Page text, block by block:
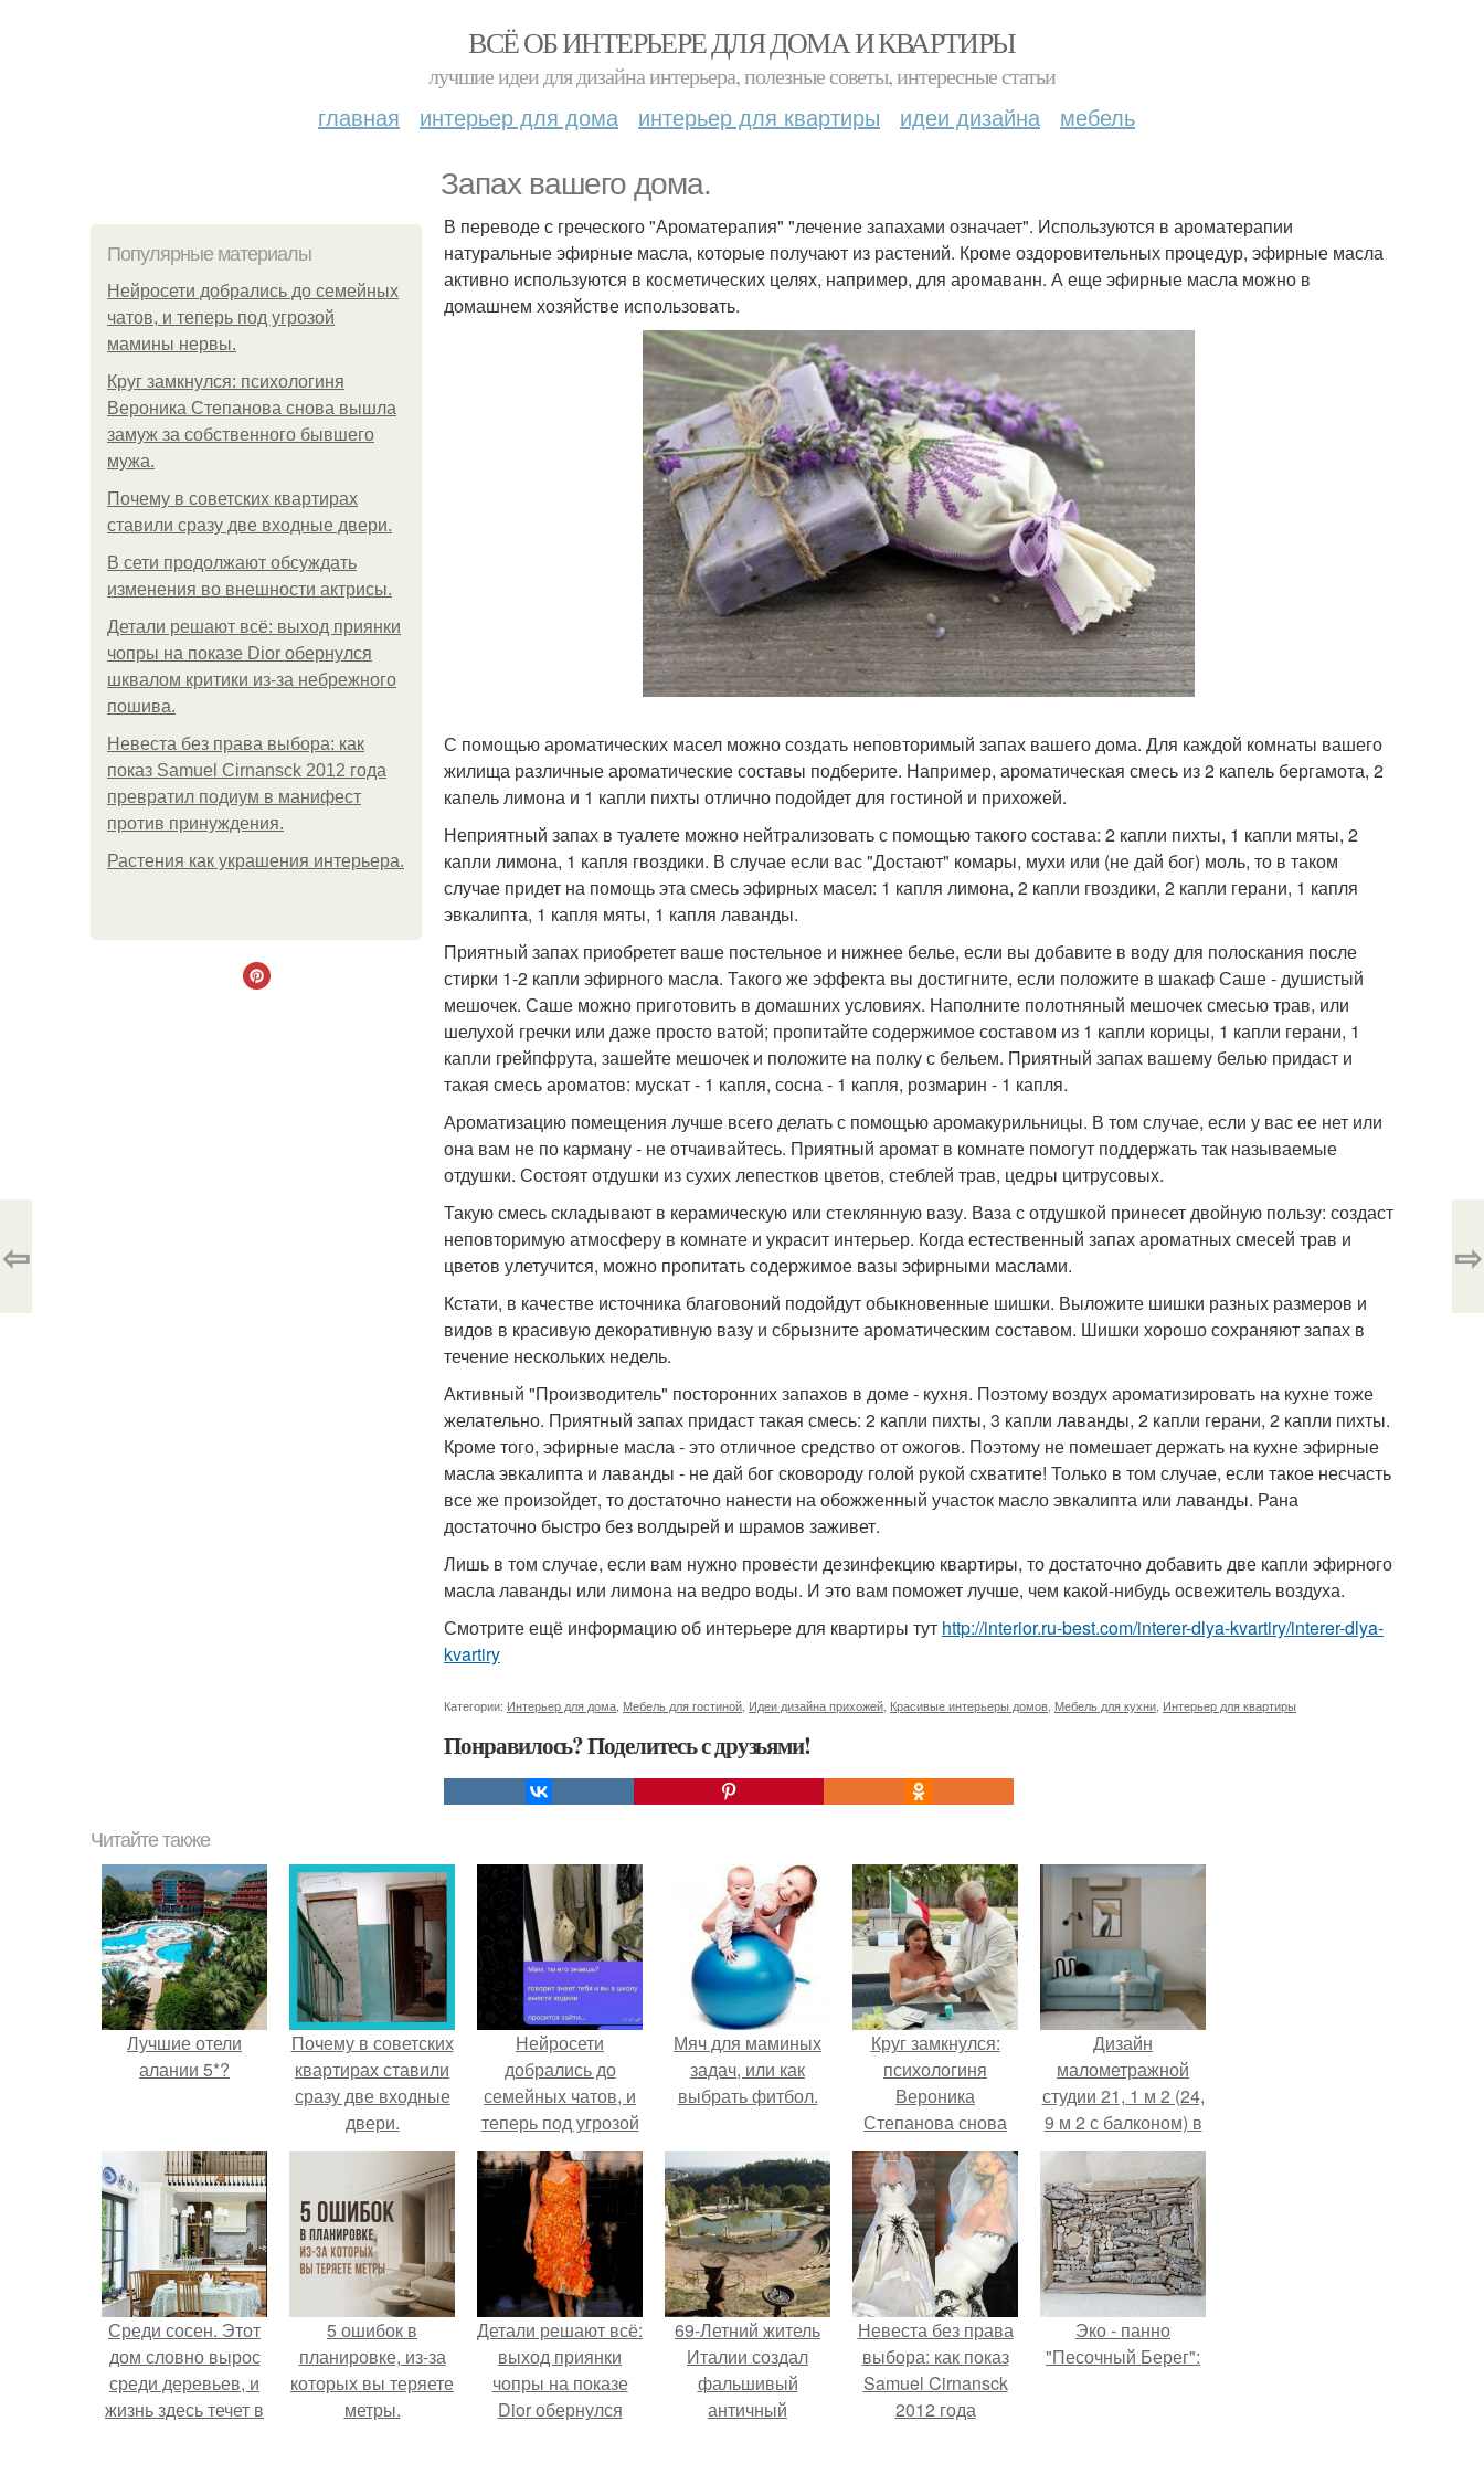
ВСЁ ОБ ИНТЕРЬЕРЕ ДЛЯ ДОМА И КВАРТИРЫ
лучшие идеи для дизайна интерьера, полезные советы, интересные статьи
главная интерьер для дома интерьер для квартиры идеи дизайна мебель
Запах вашего дома.
Популярные материалы
Нейросети добрались до семейных
чатов, и теперь под угрозой
мамины нервы.
Круг замкнулся: психологиня
Вероника Степанова снова вышла
замуж за собственного бывшего
мужа.
Почему в советских квартирах
ставили сразу две входные двери.
В сети продолжают обсуждать
изменения во внешности актрисы.
Детали решают всё: выход приянки
чопры на показе Dior обернулся
шквалом критики из-за небрежного
пошива.
Невеста без права выбора: как
показ Samuel Cirnansck 2012 года
превратил подиум в манифест
против принуждения.
Растения как украшения интерьера.
В переводе с греческого "Ароматерапия" "лечение запахами означает". Используются в ароматерапии
натуральные эфирные масла, которые получают из растений. Кроме оздоровительных процедур, эфирные масла
активно используются в косметических целях, например, для аромаванн. А еще эфирные масла можно в
домашнем хозяйстве использовать.
С помощью ароматических масел можно создать неповторимый запах вашего дома. Для каждой комнаты вашего
жилища различные ароматические составы подберите. Например, ароматическая смесь из 2 капель бергамота, 2
капель лимона и 1 капли пихты отлично подойдет для гостиной и прихожей.
Неприятный запах в туалете можно нейтрализовать с помощью такого состава: 2 капли пихты, 1 капли мяты, 2
капли лимона, 1 капля гвоздики. В случае если вас "Достают" комары, мухи или (не дай бог) моль, то в таком
случае придет на помощь эта смесь эфирных масел: 1 капля лимона, 2 капли гвоздики, 2 капли герани, 1 капля
эвкалипта, 1 капля мяты, 1 капля лаванды.
Приятный запах приобретет ваше постельное и нижнее белье, если вы добавите в воду для полоскания после
стирки 1-2 капли эфирного масла. Такого же эффекта вы достигните, если положите в шакаф Саше - душистый
мешочек. Саше можно приготовить в домашних условиях. Наполните полотняный мешочек смесью трав, или
шелухой гречки или даже просто ватой; пропитайте содержимое составом из 1 капли корицы, 1 капли герани, 1
капли грейпфрута, зашейте мешочек и положите на полку с бельем. Приятный запах вашему белью придаст и
такая смесь ароматов: мускат - 1 капля, сосна - 1 капля, розмарин - 1 капля.
Ароматизацию помещения лучше всего делать с помощью аромакурильницы. В том случае, если у вас ее нет или
она вам не по карману - не отчаивайтесь. Приятный аромат в комнате помогут поддержать так называемые
отдушки. Состоят отдушки из сухих лепестков цветов, стеблей трав, цедры цитрусовых.
Такую смесь складывают в керамическую или стеклянную вазу. Ваза с отдушкой принесет двойную пользу: создаст
неповторимую атмосферу в комнате и украсит интерьер. Когда естественный запах ароматных смесей трав и
цветов улетучится, можно пропитать содержимое вазы эфирными маслами.
Кстати, в качестве источника благовоний подойдут обыкновенные шишки. Выложите шишки разных размеров и
видов в красивую декоративную вазу и сбрызните ароматическим составом. Шишки хорошо сохраняют запах в
течение нескольких недель.
Активный "Производитель" посторонних запахов в доме - кухня. Поэтому воздух ароматизировать на кухне тоже
желательно. Приятный запах придаст такая смесь: 2 капли пихты, 3 капли лаванды, 2 капли герани, 2 капли пихты.
Кроме того, эфирные масла - это отличное средство от ожогов. Поэтому не помешает держать на кухне эфирные
масла эвкалипта и лаванды - не дай бог сковороду голой рукой схватите! Только в том случае, если такое несчасть
все же произойдет, то достаточно нанести на обожженный участок масло эвкалипта или лаванды. Рана
достаточно быстро без волдырей и шрамов заживет.
Лишь в том случае, если вам нужно провести дезинфекцию квартиры, то достаточно добавить две капли эфирного
масла лаванды или лимона на ведро воды. И это вам поможет лучше, чем какой-нибудь освежитель воздуха.
Смотрите ещё информацию об интерьере для квартиры тут http://interior.ru-best.com/interer-dlya-kvartiry/interer-dlya-
kvartiry
Категории: Интерьер для дома Мебель для гостиной Идеи дизайна прихожей Красивые интерьеры домов Мебель для кухни Интерьер для квартиры
Понравилось? Поделитесь с друзьями!
⇦ ⇨
Читайте также
Лучшие отели
алании 5*?
Почему в советских
квартирах ставили
сразу две входные
двери.
Нейросети
добрались до
семейных чатов, и
теперь под угрозой
мамины нервы.
Мяч для маминых
задач, или как
выбрать фитбол.
Круг замкнулся:
психологиня
Вероника
Степанова снова
вышла замуж за
собственного
бывшего мужа.
Дизайн
малометражной
студии 21, 1 м 2 (24,
9 м 2 с балконом) в
Краснодаре.
Среди сосен. Этот
дом словно вырос
среди деревьев, и
жизнь здесь течет в
5 ошибок в
планировке, из-за
которых вы теряете
метры.
Детали решают всё:
выход приянки
чопры на показе
Dior обернулся
69-Летний житель
Италии создал
фальшивый
античный
Невеста без права
выбора: как показ
Samuel Cirnansck
2012 года
Эко - панно
"Песочный Берег":